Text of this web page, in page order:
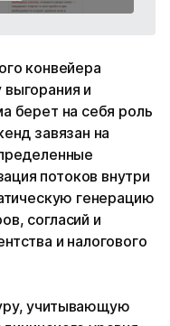
конвейера
и
берет на себя роль
завязан на
потоков внутри
генерацию
согласий и
и налогового
учитывающую